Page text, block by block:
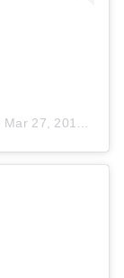
Mar 27, 2019 at 10:21am PDT